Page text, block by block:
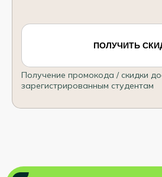
ПОЛУЧИТЬ
Получение промокода / скидки
зарегистрированным студентам